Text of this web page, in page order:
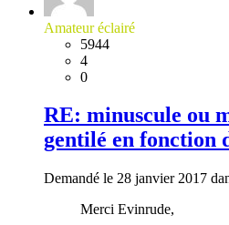
Amateur éclairé
5944
4
0
RE: minuscule ou
gentilé en fonction
Demandé le 28 janvier 2017
Merci Evinrude,